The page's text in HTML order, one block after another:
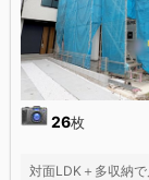
26枚
対面LDK＋多収納